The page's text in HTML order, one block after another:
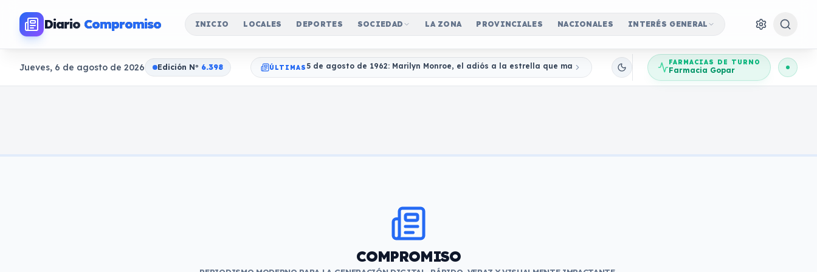
Diario Compromiso INICIO LOCALES DEPORTES SOCIEDAD LA ZONA PROVINCIALES NACIONALES INTERÉS GENERAL
Jueves, 6 de agosto de 2026 Edición No 6.398 ÚLTIMAS 5 de agosto de 1962: Marilyn Monroe, el adiós a la estrella que marcó para siempre la historia de Hollywood
FARMACIAS DE TURNO
Farmacia Gopar
COMPROMISO